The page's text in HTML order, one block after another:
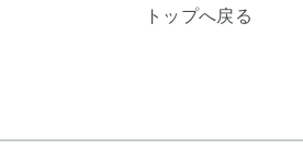
トップへ戻る